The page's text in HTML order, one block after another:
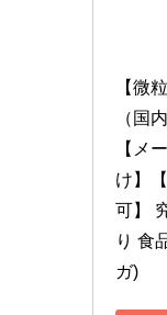
【微
（国
【メ
け】
可】
り 食
ガ)